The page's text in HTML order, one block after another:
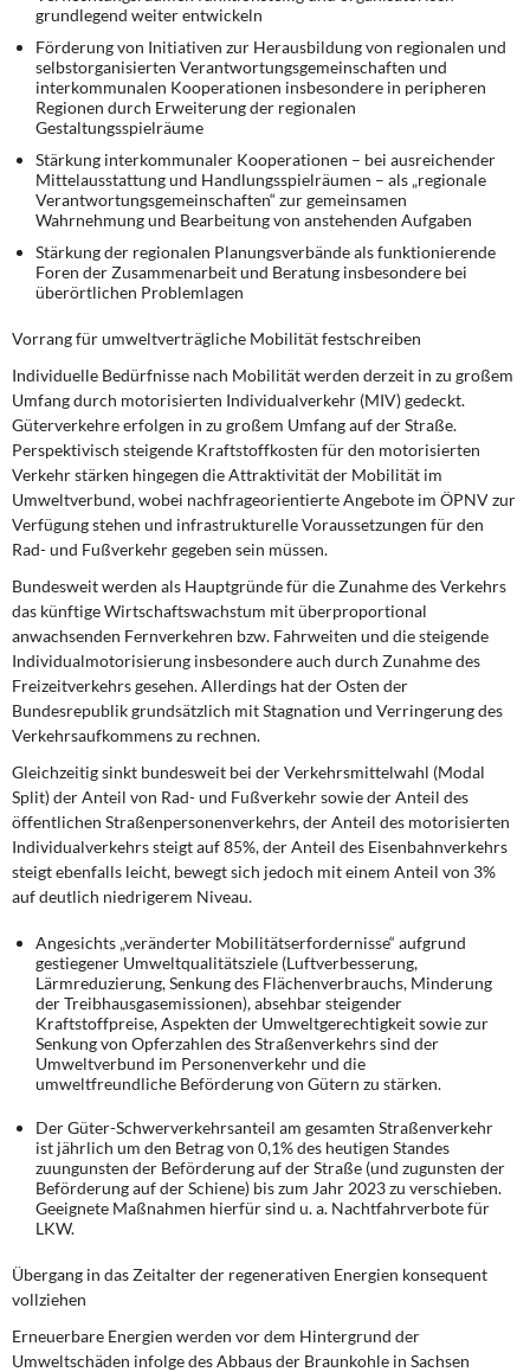
grundlegend weiter entwickeln
Förderung von Initiativen zur Herausbildung von regionalen und
selbstorganisierten Verantwortungsgemeinschaften und
interkommunalen Kooperationen insbesondere in peripheren
Regionen durch Erweiterung der regionalen
Gestaltungsspielräume
Stärkung interkommunaler Kooperationen – bei ausreichender
Mittelausstattung und Handlungsspielräumen – als „regionale
Verantwortungsgemeinschaften“ zur gemeinsamen
Wahrnehmung und Bearbeitung von anstehenden Aufgaben
Stärkung der regionalen Planungsverbände als funktionierende
Foren der Zusammenarbeit und Beratung insbesondere bei
überörtlichen Problemlagen
Vorrang für umweltverträgliche Mobilität festschreiben
Individuelle Bedürfnisse nach Mobilität werden derzeit in zu großem
Umfang durch motorisierten Individualverkehr (MIV) gedeckt.
Güterverkehre erfolgen in zu großem Umfang auf der Straße.
Perspektivisch steigende Kraftstoffkosten für den motorisierten
Verkehr stärken hingegen die Attraktivität der Mobilität im
Umweltverbund, wobei nachfrageorientierte Angebote im ÖPNV zur
Verfügung stehen und infrastrukturelle Voraussetzungen für den
Rad- und Fußverkehr gegeben sein müssen.
Bundesweit werden als Hauptgründe für die Zunahme des Verkehrs
das künftige Wirtschaftswachstum mit überproportional
anwachsenden Fernverkehren bzw. Fahrweiten und die steigende
Individualmotorisierung insbesondere auch durch Zunahme des
Freizeitverkehrs gesehen. Allerdings hat der Osten der
Bundesrepublik grundsätzlich mit Stagnation und Verringerung des
Verkehrsaufkommens zu rechnen.
Gleichzeitig sinkt bundesweit bei der Verkehrsmittelwahl (Modal
Split) der Anteil von Rad- und Fußverkehr sowie der Anteil des
öffentlichen Straßenpersonenverkehrs, der Anteil des motorisierten
Individualverkehrs steigt auf 85%, der Anteil des Eisenbahnverkehrs
steigt ebenfalls leicht, bewegt sich jedoch mit einem Anteil von 3%
auf deutlich niedrigerem Niveau.
Angesichts „veränderter Mobilitätserfordernisse“ aufgrund
gestiegener Umweltqualitätsziele (Luftverbesserung,
Lärmreduzierung, Senkung des Flächenverbrauchs, Minderung
der Treibhausgasemissionen), absehbar steigender
Kraftstoffpreise, Aspekten der Umweltgerechtigkeit sowie zur
Senkung von Opferzahlen des Straßenverkehrs sind der
Umweltverbund im Personenverkehr und die
umweltfreundliche Beförderung von Gütern zu stärken.
Der Güter-Schwerverkehrsanteil am gesamten Straßenverkehr
ist jährlich um den Betrag von 0,1% des heutigen Standes
zuungunsten der Beförderung auf der Straße (und zugunsten der
Beförderung auf der Schiene) bis zum Jahr 2023 zu verschieben.
Geeignete Maßnahmen hierfür sind u. a. Nachtfahrverbote für
LKW.
Übergang in das Zeitalter der regenerativen Energien konsequent
vollziehen
Erneuerbare Energien werden vor dem Hintergrund der
Umweltschäden infolge des Abbaus der Braunkohle in Sachsen